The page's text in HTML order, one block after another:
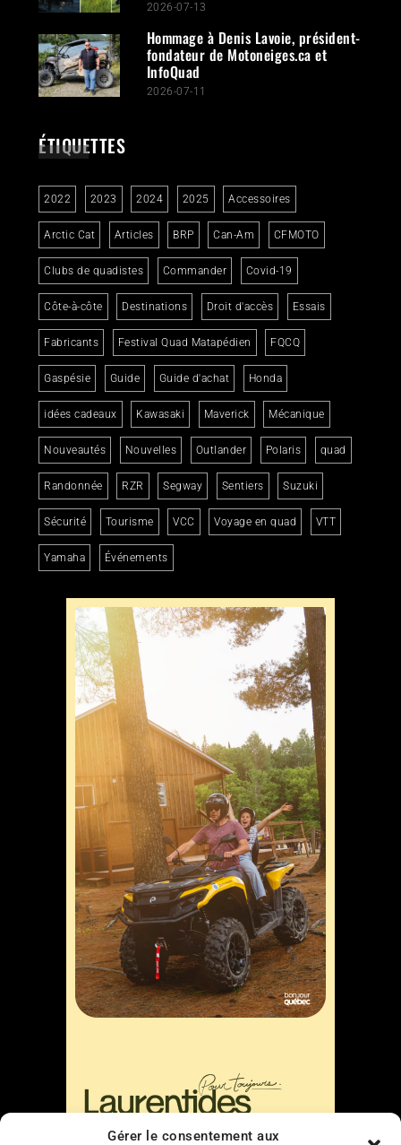
Gérer le consentement aux
2026-07-13
Hommage à Denis Lavoie, président-
fondateur de Motoneiges.ca et
InfoQuad
2026-07-11
ÉTIQUETTES
2022 2023 2024 2025 Accessoires
Arctic Cat Articles BRP Can-Am CFMOTO
Clubs de quadistes Commander Covid-19
Côte-à-côte Destinations Droit d'accès Essais
Fabricants Festival Quad Matapédien FQCQ
Gaspésie Guide Guide d'achat Honda
idées cadeaux Kawasaki Maverick Mécanique
Nouveautés Nouvelles Outlander Polaris quad
Randonnée RZR Segway Sentiers Suzuki
Sécurité Tourisme VCC Voyage en quad VTT
Yamaha Événements